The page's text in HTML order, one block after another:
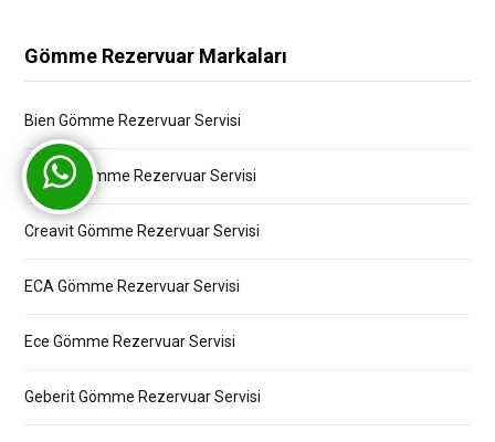
Gömme Rezervuar Markaları
Bien Gömme Rezervuar Servisi
Bocchi Gömme Rezervuar Servisi
Creavit Gömme Rezervuar Servisi
ECA Gömme Rezervuar Servisi
Ece Gömme Rezervuar Servisi
Geberit Gömme Rezervuar Servisi